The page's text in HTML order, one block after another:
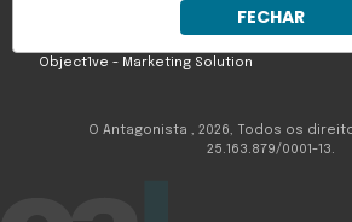
FECHAR
Object1ve - Marketing Solution
O Antagonista , 2026, Todos os
25.163.879/0001-13.